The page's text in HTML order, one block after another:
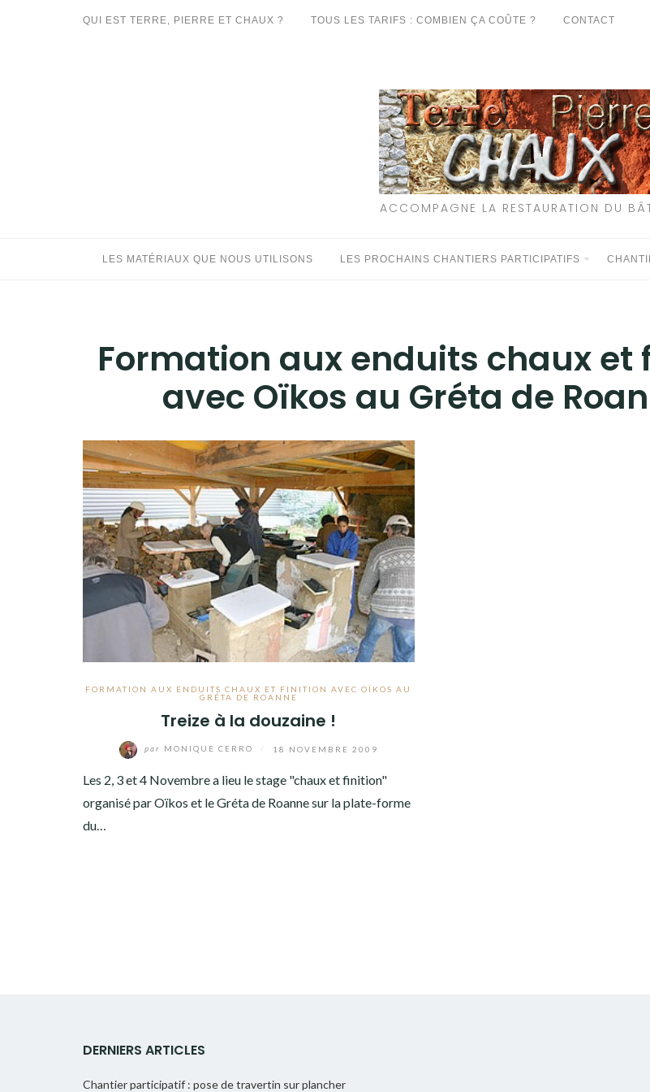
QUI EST TERRE, PIERRE ET CHAUX ? TOUS LES TARIFS : COMBIEN ÇA COÛTE ? CONTACT
ACCOMPAGNE LA RESTAURATION DU
LES MATÉRIAUX QUE NOUS UTILISONS LES PROCHAINS CHANTIERS PARTICIPATIFS
Formation aux enduits chaux et
avec Oïkos au Gréta de
FORMATION AUX ENDUITS CHAUX ET FINITION AVEC OÏKOS AU
GRÉTA DE ROANNE
Treize à la douzaine !
par MONIQUE CERRO 18 NOVEMBRE 2009
Les 2, 3 et 4 Novembre a lieu le stage "chaux et finition"
organisé par Oïkos et le Gréta de Roanne sur la plate-forme
du…
DERNIERS ARTICLES
Chantier participatif : pose de travertin sur plancher